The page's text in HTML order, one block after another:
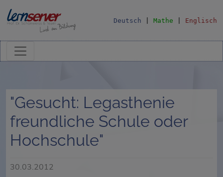
Deutsch Mathe Englisch
"Gesucht: Legasthenie
freundliche Schule oder
Hochschule"
30.03.2012